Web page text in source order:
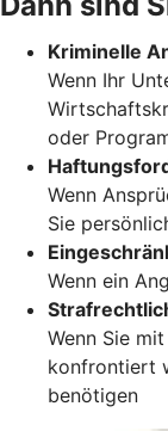
Kriminelle
Wenn Ihr
oder
Wenn
Sie
Wenn ein
Wenn Sie
konfrontiert
benötigen